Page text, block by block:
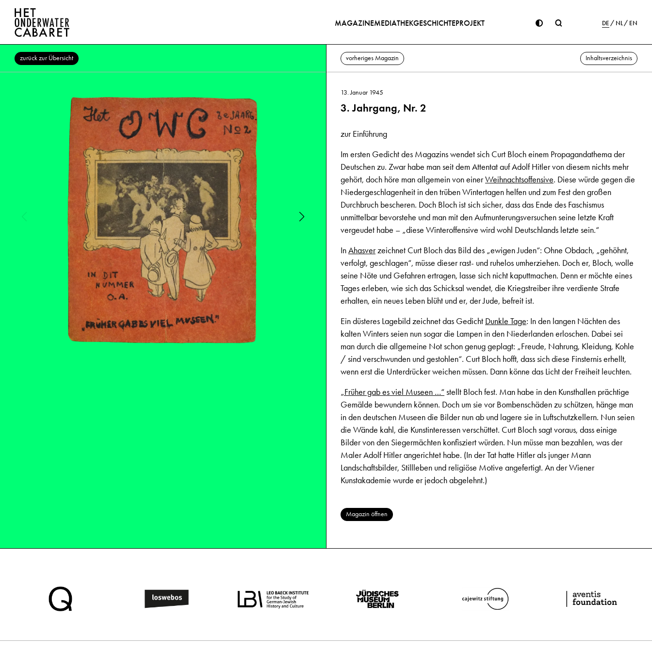
MAGAZINEMEDIATHEKGESCHICHTEPROJEKT DE NL EN
zurück zur Übersicht vorheriges Magazin Inhaltsverzeichnis
13. Januar 1945
3. Jahrgang, Nr. 2
zur Einführung
Im ersten Gedicht des Magazins wendet sich Curt Bloch einem Propagandathema der
Deutschen zu. Zwar habe man seit dem Attentat auf Adolf Hitler von diesem nichts mehr
gehört, doch höre man allgemein von einerWeihnachtsoffensive. Diese würde gegen die
Niedergeschlagenheit in den trüben Wintertagen helfen und zum Fest den großen
Durchbruch bescheren. Doch Bloch ist sich sicher, dass das Ende des Faschismus
unmittelbar bevorstehe und man mit den Aufmunterungsversuchen seine letzte Kraft
vergeudet habe – „diese Winteroffensive wird wohl Deutschlands letzte sein.“
InAhasverzeichnet Curt Bloch das Bild des „ewigen Juden“: Ohne Obdach, „gehöhnt,
verfolgt, geschlagen“, müsse dieser rast- und ruhelos umherziehen. Doch er, Bloch, wolle
seine Nöte und Gefahren ertragen, lasse sich nicht kaputtmachen. Denn er möchte eines
Tages erleben, wie sich das Schicksal wendet, die Kriegstreiber ihre verdiente Strafe
erhalten, ein neues Leben blüht und er, der Jude, befreit ist.
Ein düsteres Lagebild zeichnet das Gedicht Dunkle Tage: In den langen Nächten des
kalten Winters seien nun sogar die Lampen in den Niederlanden erloschen. Dabei sei
man durch die allgemeine Not schon genug geplagt: „Freude, Nahrung, Kleidung, Kohle
/ sind verschwunden und gestohlen“. Curt Bloch hofft, dass sich diese Finsternis erhellt,
wenn erst die Unterdrücker weichen müssen. Dann könne das Licht der Freiheit leuchten.
„Früher gab es viel Museen …“stellt Bloch fest. Man habe in den Kunsthallen prächtige
Gemälde bewundern können. Doch um sie vor Bombenschäden zu schützen, hänge man
in den deutschen Museen die Bilder nun ab und lagere sie in Luftschutzkellern. Nun seien
die Wände kahl, die Kunstinteressen verschüttet. Curt Bloch sagt voraus, dass einige
Bilder von den Siegermächten konfisziert würden. Nun müsse man bezahlen, was der
Maler Adolf Hitler angerichtet habe. (In der Tat hatte Hitler als junger Mann
Landschaftsbilder, Stillleben und religiöse Motive angefertigt. An der Wiener
Kunstakademie wurde er jedoch abgelehnt.)
Magazin öffnen